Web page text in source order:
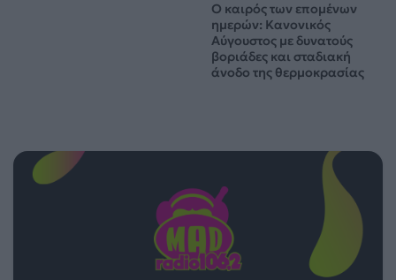
Ο καιρός των επομένων
ημερών: Κανονικός
Αύγουστος με δυνατούς
βοριάδες και σταδιακή
άνοδο της θερμοκρασίας